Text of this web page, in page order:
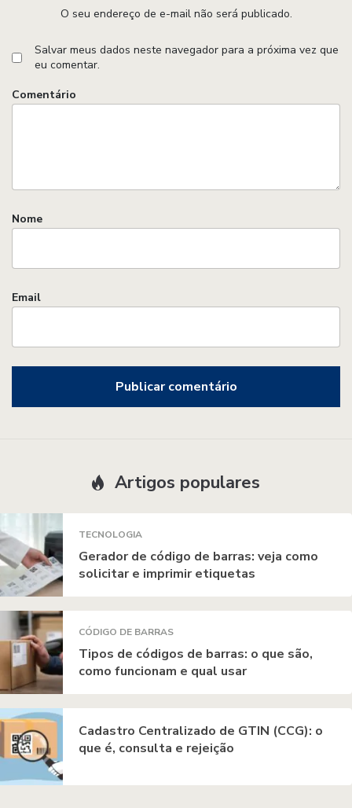
O seu endereço de e-mail não será publicado.
Nome
Email
Salvar meus dados neste navegador para a próxima vez que
eu comentar.
Comentário
Artigos populares
TECNOLOGIA
Gerador de código de barras: veja como
solicitar e imprimir etiquetas
CÓDIGO DE BARRAS
Tipos de códigos de barras: o que são,
como funcionam e qual usar
Cadastro Centralizado de GTIN (CCG): o
que é, consulta e rejeição